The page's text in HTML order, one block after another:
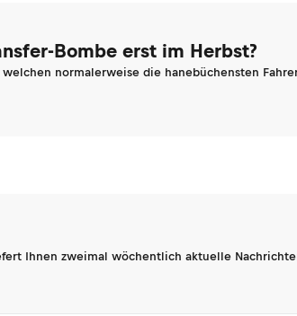
Bombe erst im Herbst?
normalerweise die hanebüchensten
Ihnen zweimal wöchentlich aktuelle